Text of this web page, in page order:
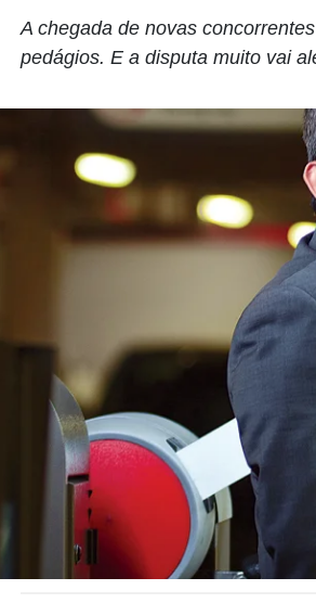
A chegada de novas
pedágios. E a disputa muito vai